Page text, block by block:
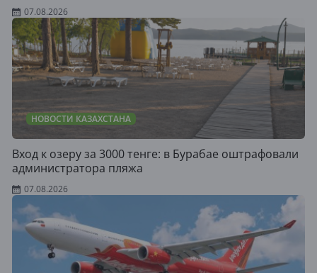
07.08.2026
НОВОСТИ КАЗАХСТАНА
Вход к озеру за 3000 тенге: в Бурабае оштрафовали
администратора пляжа
07.08.2026